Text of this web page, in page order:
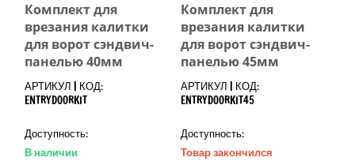
Комплект для
врезания калитки
для ворот сэндвич-
панелью 40мм
АРТИКУЛ | КОД:
ENTRYDOORKIT
Доступность:
В наличии
Комплект для
врезания калитки
для ворот сэндвич-
панелью 45мм
АРТИКУЛ | КОД:
ENTRYDOORKIT45
Доступность:
Товар закончился